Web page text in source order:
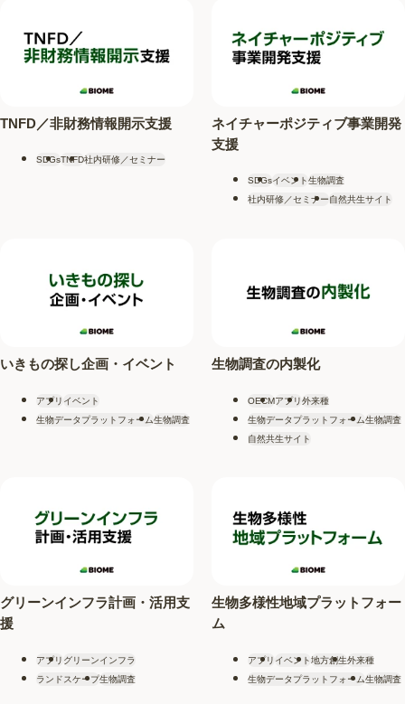
TNFD／非財務情報開示支援
SDGsTNFD社内研修／セミナー
ネイチャーポジティブ事業開発
支援
SDGsイベント生物調査
社内研修／セミナー自然共生サイト
いきもの探し企画・イベント
アプリ イベント
生物データプラットフォーム生物調査
生物調査の内製化
OECMアプリ外来種
生物データプラットフォーム生物調査
自然共生サイト
グリーンインフラ計画・活用支
援
アプリ グリーンインフラ
ランドスケープ生物調査
生物多様性地域プラットフォー
ム
アプリ イベント地方創生外来種
生物データプラットフォーム生物調査